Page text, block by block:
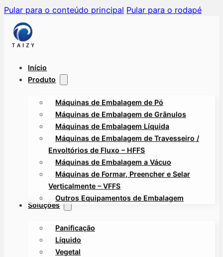
Pular para o conteúdo principal Pular para o rodapé
Início
Produto
Máquinas de Embalagem de Pó
Máquinas de Embalagem de Grânulos
Máquinas de Embalagem Líquida
Máquinas de Embalagem de Travesseiro /
Envoltórios de Fluxo – HFFS
Máquinas de Embalagem a Vácuo
Máquinas de Formar, Preencher e Selar
Verticalmente – VFFS
Outros Equipamentos de Embalagem
Soluções
Panificação
Líquido
Vegetal